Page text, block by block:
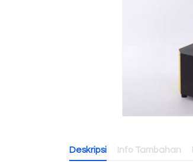
Deskripsi Info Tambahan